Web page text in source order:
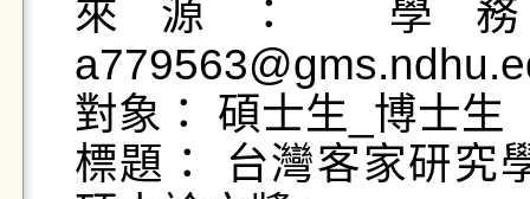
來源： 學
對象： 碩士生_博士生
標題： 台灣客家研究